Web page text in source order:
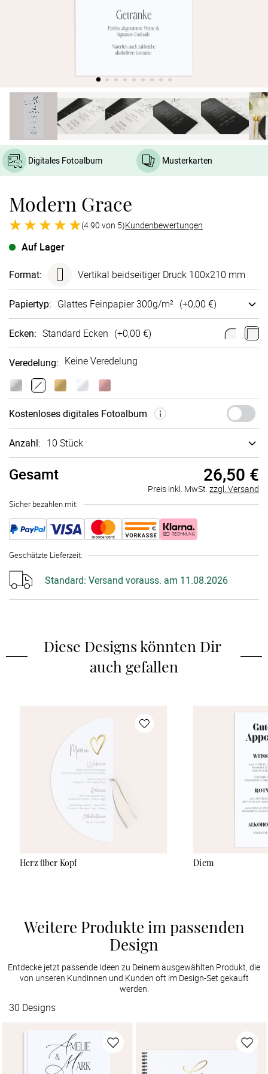
Digitales Fotoalbum Musterkarten
Modern Grace
(4.90 von 5)Kundenbewertungen
Auf Lager
Format: Vertikal beidseitiger Druck 100x210 mm
Papiertyp: Glattes Fein­papier 300g/m² (+0,00 €)
Ecken: Standard Ecken (+0,00 €)
Veredelung: Keine Veredelung
Kosten­loses digi­tales Foto­album
Anzahl: 10 Stück
Gesamt 26,50 €
Preis inkl. MwSt. zzgl. Versand
Sicher bezahlen mit:
Geschätzte Lieferzeit:
Standard: Versand vorauss. am 11.08.2026
Diese Designs könnten Dir
auch gefallen
Herz über Kopf Diem
Weitere Produkte im passenden
Design
Entdecke jetzt passende Ideen zu Deinem ausgewählten Produkt, die
von unseren Kundinnen und Kunden oft im Design-Set gekauft
werden.
30 Designs